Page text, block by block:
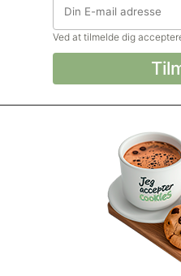
Ved at tilmelde dig
© Madforlivet.com,
rettigheder
øvrigt materiale må
tilladelse fra
Spørgsmål eller